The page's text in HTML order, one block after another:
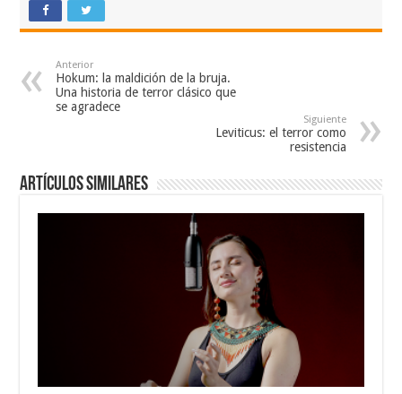
Anterior
Hokum: la maldición de la bruja.
Una historia de terror clásico que
se agradece
Siguiente
Leviticus: el terror como
resistencia
Artículos similares